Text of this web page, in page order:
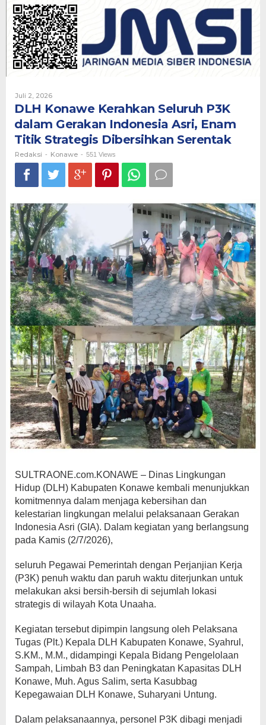
Gerakan
Indonesia
Asri,
Serentak
Juli 2, 2026Oleh
DLH Konawe Kerahkan Seluruh P3K
dalam Gerakan Indonesia Asri, Enam
Titik Strategis Dibersihkan Serentak
Redaksi - Konawe - 551 Views
SULTRAONE.com.KONAWE – Dinas Lingkungan
Hidup (DLH) Kabupaten Konawe kembali menunjukkan
komitmennya dalam menjaga kebersihan dan
kelestarian lingkungan melalui pelaksanaan Gerakan
Indonesia Asri (GIA). Dalam kegiatan yang berlangsung
pada Kamis (2/7/2026),
seluruh Pegawai Pemerintah dengan Perjanjian Kerja
(P3K) penuh waktu dan paruh waktu diterjunkan untuk
melakukan aksi bersih-bersih di sejumlah lokasi
strategis di wilayah Kota Unaaha.
Kegiatan tersebut dipimpin langsung oleh Pelaksana
Tugas (Plt.) Kepala DLH Kabupaten Konawe, Syahrul,
S.KM., M.M., didampingi Kepala Bidang Pengelolaan
Sampah, Limbah B3 dan Peningkatan Kapasitas DLH
Konawe, Muh. Agus Salim, serta Kasubbag
Kepegawaian DLH Konawe, Suharyani Untung.
Dalam pelaksanaannya, personel P3K dibagi menjadi